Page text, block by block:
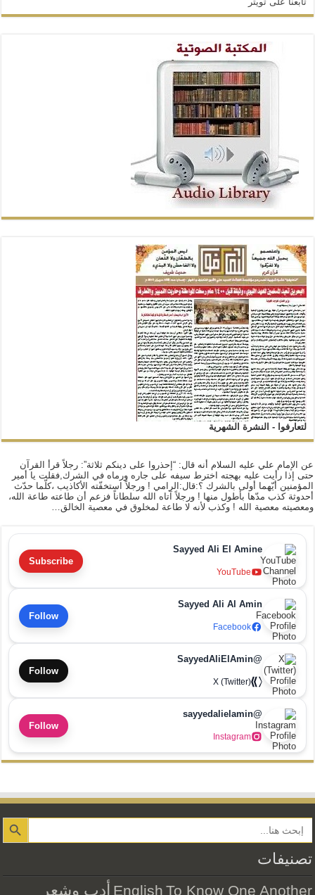
لتعارفوا - النشرة الشهرية
عن الإمام علي عليه السلام أنه قال: “إحذروا على دينكم ثلاثة”: رجلاً قرأ القرآن
حتى إذا رأيت عليه بهجته اخترط سيفه على جاره ورماه في الشرك,فقلت يا أمير
المؤمنين أيّهما أولى بالشرك ؟:قال:الرامي ! ورجلاً استخفّته الأكاذيب ،كلّما حدّث
أحدوثة كذب مدّها بأطول منها ! ورجلاً آتاه الله سلطاناً فزعم أن طاعته طاعة الله،
ومعصيته معصية الله ! وكذب لأنه لا طاعة لمخلوق في معصية الخالق…
Sayyed Ali El Amine
YouTube
Subscribe
Sayyed Ali Al Amin
Facebook
Follow
@SayyedAliElAmin
X (Twitter)
Follow
@sayyedalielamin
Instagram
Follow
Search Button
تصنيفات
English To Know One Another أدب وشعر